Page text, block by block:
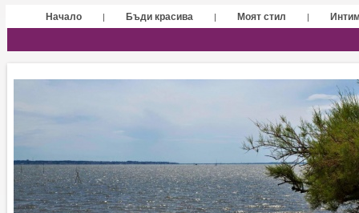
Начало | Бъди красива | Моят стил |